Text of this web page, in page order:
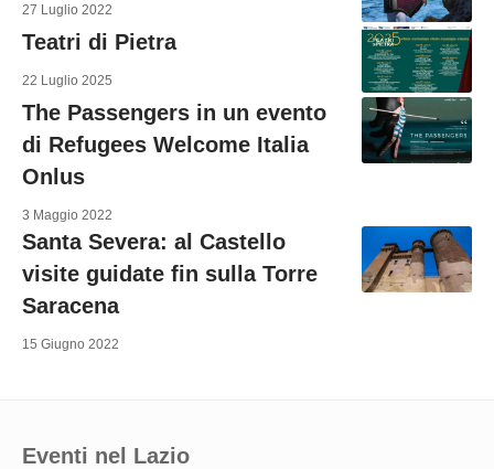
27 Luglio 2022
Teatri di Pietra
22 Luglio 2025
The Passengers in un evento
di Refugees Welcome Italia
Onlus
3 Maggio 2022
Santa Severa: al Castello
visite guidate fin sulla Torre
Saracena
15 Giugno 2022
Eventi nel Lazio